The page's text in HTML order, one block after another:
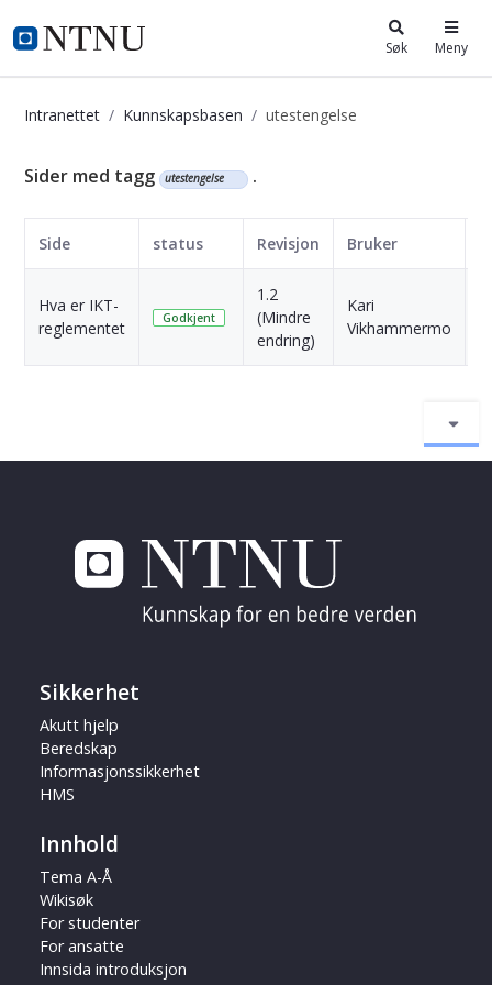
i.ntnu.no Søk Meny
Intranettet Kunnskapsbasen utestengelse
Kunnskapsbasen
Sider med tagg utestengelse .
Side status Revisjon Bruker
Hva er IKT-
reglementet
Godkjent
1.2
(Mindre
endring)
Kari
Vikhammermo
Sikkerhet
Akutt hjelp
Beredskap
Informasjonssikkerhet
HMS
Innhold
Tema A-Å
Wikisøk
For studenter
For ansatte
Innsida introduksjon